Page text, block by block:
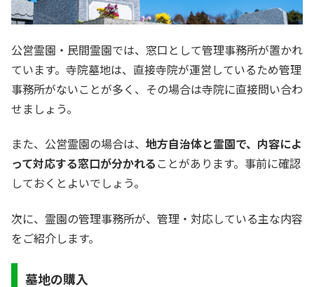
公営霊園・民間霊園では、窓口として管理事務所が置かれ
ています。寺院墓地は、直接寺院が運営しているため管理
事務所がないことが多く、その場合は寺院に直接問い合わ
せましょう。
また、公営霊園の場合は、 地方自治体と霊園で、内容によ
って対応する窓口が分かれる ことがあります。事前に確認
しておくとよいでしょう。
次に、霊園の管理事務所が、管理・対応している主な内容
をご紹介します。
墓地の購入